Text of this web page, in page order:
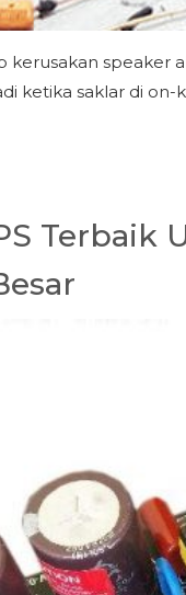
kerusakan speaker
ketika saklar di